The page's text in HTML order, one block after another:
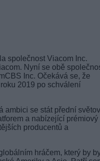
společnost Viacom Inc.
Nyní se obě
Inc. Očekává se, že
2019 po schválení
ambici se stát přední
a nabízející prémiový
producentů a
hráčem, který by